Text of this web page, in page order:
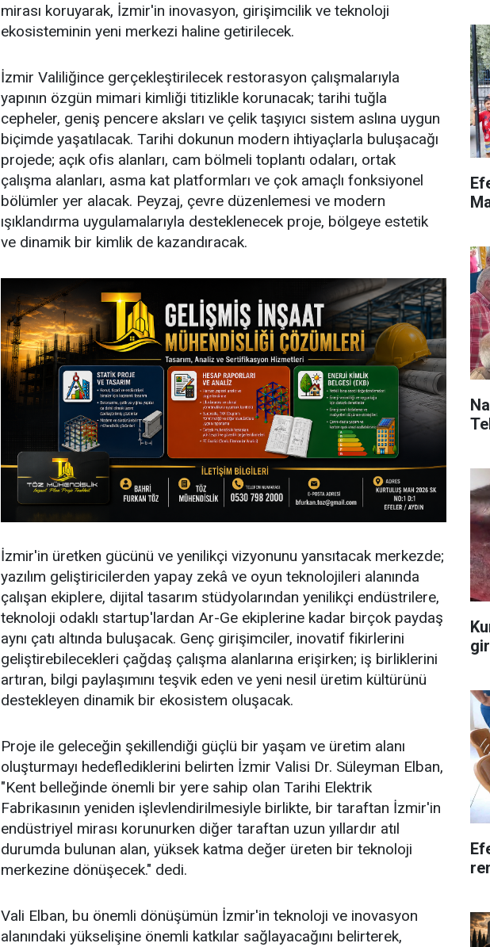
mirası koruyarak, İzmir'in inovasyon, girişimcilik ve teknoloji
ekosisteminin yeni merkezi haline getirilecek.
İzmir Valiliğince gerçekleştirilecek restorasyon çalışmalarıyla
yapının özgün mimari kimliği titizlikle korunacak; tarihi tuğla
cepheler, geniş pencere aksları ve çelik taşıyıcı sistem aslına uygun
biçimde yaşatılacak. Tarihi dokunun modern ihtiyaçlarla buluşacağı
projede; açık ofis alanları, cam bölmeli toplantı odaları, ortak
çalışma alanları, asma kat platformları ve çok amaçlı fonksiyonel
bölümler yer alacak. Peyzaj, çevre düzenlemesi ve modern
ışıklandırma uygulamalarıyla desteklenecek proje, bölgeye estetik
ve dinamik bir kimlik de kazandıracak.
İzmir'in üretken gücünü ve yenilikçi vizyonunu yansıtacak merkezde;
yazılım geliştiricilerden yapay zekâ ve oyun teknolojileri alanında
çalışan ekiplere, dijital tasarım stüdyolarından yenilikçi endüstrilere,
teknoloji odaklı startup'lardan Ar-Ge ekiplerine kadar birçok paydaş
aynı çatı altında buluşacak. Genç girişimciler, inovatif fikirlerini
geliştirebilecekleri çağdaş çalışma alanlarına erişirken; iş birliklerini
artıran, bilgi paylaşımını teşvik eden ve yeni nesil üretim kültürünü
destekleyen dinamik bir ekosistem oluşacak.
Proje ile geleceğin şekillendiği güçlü bir yaşam ve üretim alanı
oluşturmayı hedeflediklerini belirten İzmir Valisi Dr. Süleyman Elban,
"Kent belleğinde önemli bir yere sahip olan Tarihi Elektrik
Fabrikasının yeniden işlevlendirilmesiyle birlikte, bir taraftan İzmir'in
endüstriyel mirası korunurken diğer taraftan uzun yıllardır atıl
durumda bulunan alan, yüksek katma değer üreten bir teknoloji
merkezine dönüşecek." dedi.
Vali Elban, bu önemli dönüşümün İzmir'in teknoloji ve inovasyon
alanındaki yükselişine önemli katkılar sağlayacağını belirterek,